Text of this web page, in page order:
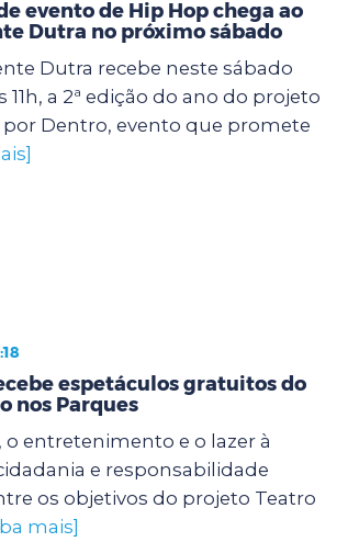
evento de Hip Hop chega ao
Dutra no próximo sábado
Dutra recebe neste sábado
11h, a 2ª edição do ano do projeto
por Dentro, evento que promete
espetáculos gratuitos do
nos Parques
o entretenimento e o lazer à
e responsabilidade
os objetivos do projeto Teatro
mais]